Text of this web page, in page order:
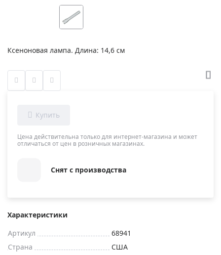
Ксеноновая лампа. Длина: 14,6 см
Цена действительна только для интернет-магазина и может
отличаться от цен в розничных магазинах.
Снят с производства
Характеристики
Артикул
68941
Страна
США